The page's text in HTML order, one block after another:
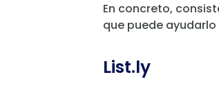
En concreto,
que puede
List.ly